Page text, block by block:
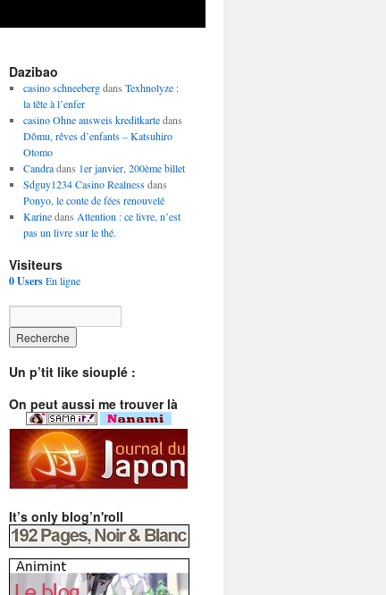
Dazibao
casino schneebergdans Texhnolyze :
la tête à l’enfer
casino Ohne ausweis kreditkartedans
Dômu, rêves d’enfants – Katsuhiro
Otomo
Candradans 1er janvier, 200ème billet
Sdguy1234 Casino Realnessdans
Ponyo, le conte de fées renouvelé
Karinedans Attention : ce livre, n’est
pas un livre sur le thé.
Visiteurs
0 UsersEn ligne
Un p’tit like siouplé :
On peut aussi me trouver là
It’s only blog’n'roll